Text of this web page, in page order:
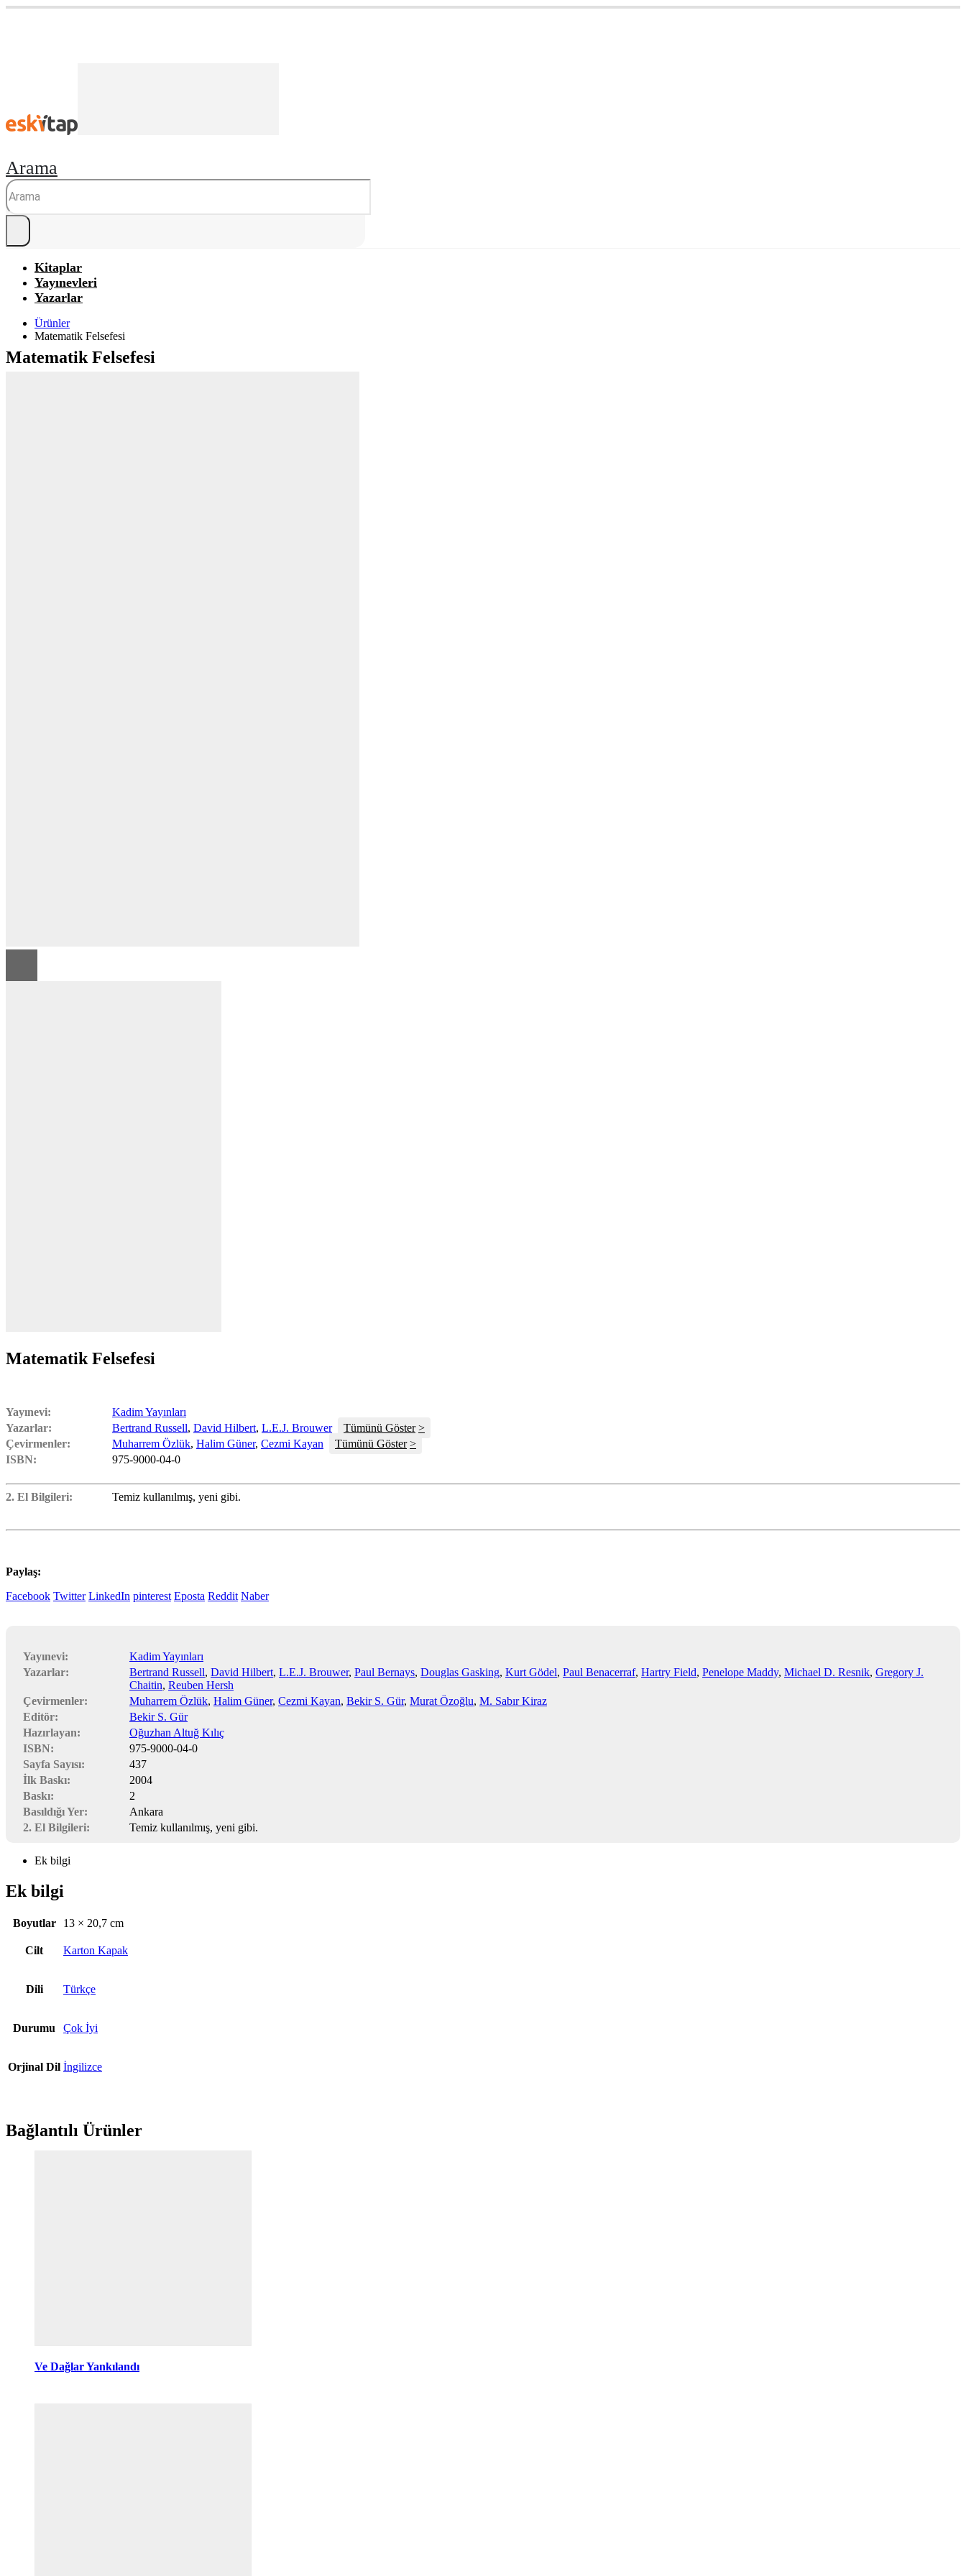
Arama
Kitaplar
Yayınevleri
Yazarlar
Ürünler
Matematik Felsefesi
Matematik Felsefesi
Matematik Felsefesi
Yayınevi:
Kadim Yayınları
Yazarlar:
Bertrand Russell, David Hilbert, L.E.J. Brouwer
Tümünü Göster
Çevirmenler:
Muharrem Özlük, Halim Güner, Cezmi Kayan
Tümünü Göster
ISBN:
975-9000-04-0
2. El Bilgileri: Temiz kullanılmış, yeni gibi.
Paylaş:
Facebook Twitter LinkedIn pinterest Eposta Reddit Naber
Yayınevi:
Kadim Yayınları
Yazarlar:
Bertrand Russell, David Hilbert, L.E.J. Brouwer, Paul Bernays, Douglas Gasking, Kurt Gödel, Paul Benacerraf, Hartry Field, Penelope Maddy, Michael D. Resnik, Gregory J.
Chaitin, Reuben Hersh
Çevirmenler:
Muharrem Özlük, Halim Güner, Cezmi Kayan, Bekir S. Gür, Murat Özoğlu, M. Sabır Kiraz
Editör:
Bekir S. Gür
Hazırlayan:
Oğuzhan Altuğ Kılıç
ISBN:
975-9000-04-0
Sayfa Sayısı:
437
İlk Baskı:
2004
Baskı:
2
Basıldığı Yer:
Ankara
2. El Bilgileri:
Temiz kullanılmış, yeni gibi.
Ek bilgi
Ek bilgi
Boyutlar 13 × 20,7 cm
Cilt Karton Kapak
Dili Türkçe
Durumu Çok İyi
Orjinal Dil İngilizce
Bağlantılı Ürünler
Ve Dağlar Yankılandı